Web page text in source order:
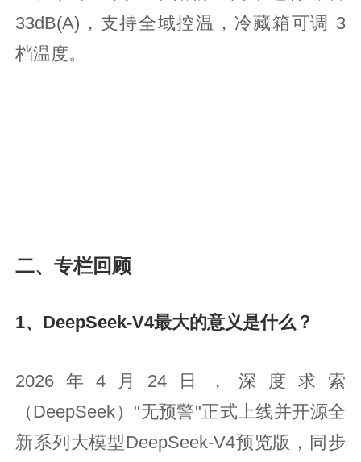
33dB(A)，支持全域控温，冷藏箱可调 3
档温度。
二、专栏回顾
1、DeepSeek-V4最大的意义是什么？
2026年4月24日，深度求索
（DeepSeek）"无预警"正式上线并开源全
新系列大模型DeepSeek-V4预览版，同步